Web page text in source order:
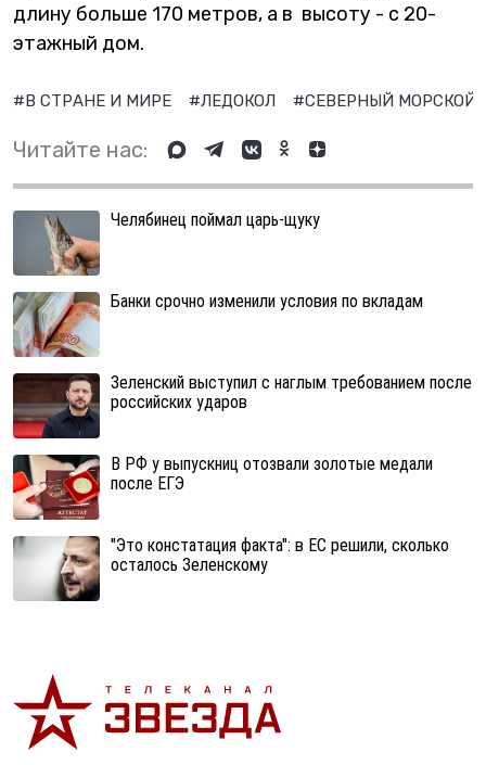
длину больше 170 метров, а в высоту - с 20-
этажный дом.
#В СТРАНЕ И МИРЕ #ЛЕДОКОЛ #СЕВЕРНЫЙ МОРСКОЙ
Читайте нас:
Челябинец поймал царь-щуку
Банки срочно изменили условия по вкладам
Зеленский выступил с наглым требованием после
российских ударов
В РФ у выпускниц отозвали золотые медали
после ЕГЭ
"Это констатация факта": в ЕС решили, сколько
осталось Зеленскому